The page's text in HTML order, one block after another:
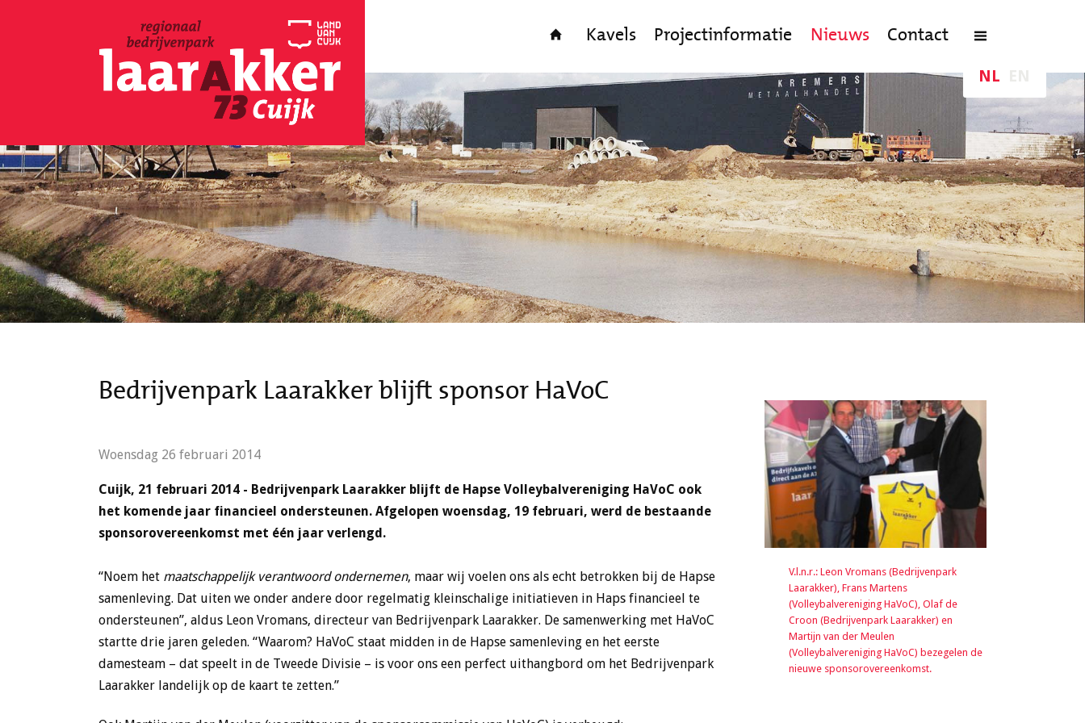
HomeKavels Projectinformatie Nieuws Contact
NL
Bedrijvenpark Laarakker blijft sponsor HaVoC
Woensdag 26 februari 2014
Cuijk, 21 februari 2014 - Bedrijvenpark Laarakker blijft de Hapse Volleybalvereniging HaVoC ook
het komende jaar financieel ondersteunen. Afgelopen woensdag, 19 februari, werd de bestaande
sponsorovereenkomst met één jaar verlengd.
“Noem het maatschappelijk verantwoord ondernemen, maar wij voelen ons als echt betrokken bij de Hapse
samenleving. Dat uiten we onder andere door regelmatig kleinschalige initiatieven in Haps financieel te
ondersteunen”, aldus Leon Vromans, directeur van Bedrijvenpark Laarakker. De samenwerking met HaVoC
startte drie jaren geleden. “Waarom? HaVoC staat midden in de Hapse samenleving en het eerste
damesteam – dat speelt in de Tweede Divisie – is voor ons een perfect uithangbord om het Bedrijvenpark
Laarakker landelijk op de kaart te zetten.”
V.l.n.r.: Leon Vromans (Bedrijvenpark
Laarakker), Frans Martens
(Volleybalvereniging HaVoC), Olaf de
Croon (Bedrijvenpark Laarakker) en
Martijn van der Meulen
(Volleybalvereniging HaVoC) bezegelen de
nieuwe sponsorovereenkomst.